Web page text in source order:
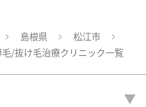
島根県
松江市
/抜け毛治療クリニック一覧